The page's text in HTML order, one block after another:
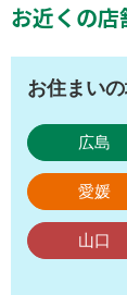
お近くの
お住まい
広島
愛媛
山口